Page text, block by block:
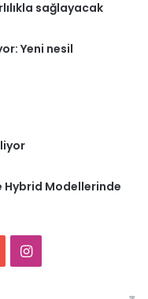
sağlayacak
Yeni nesil
Hybrid Modellerinde
Instagram